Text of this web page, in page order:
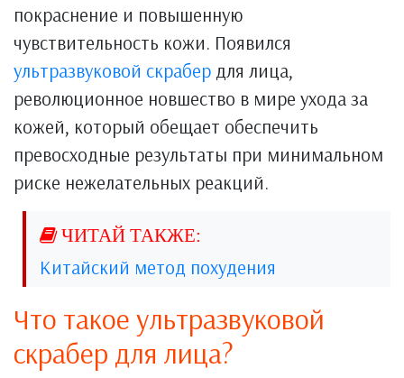
покраснение и повышенную
чувствительность кожи. Появился
ультразвуковой скрабер для лица,
революционное новшество в мире ухода за
кожей, который обещает обеспечить
превосходные результаты при минимальном
риске нежелательных реакций.
Китайский метод похудения
Что такое ультразвуковой
скрабер для лица?